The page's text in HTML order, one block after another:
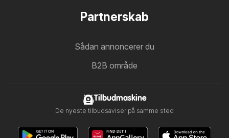
Partnerskab
Sådan annoncerer du
B2B område
Tilbudmaskine
De nyeste tilbudsaviser på samme sted